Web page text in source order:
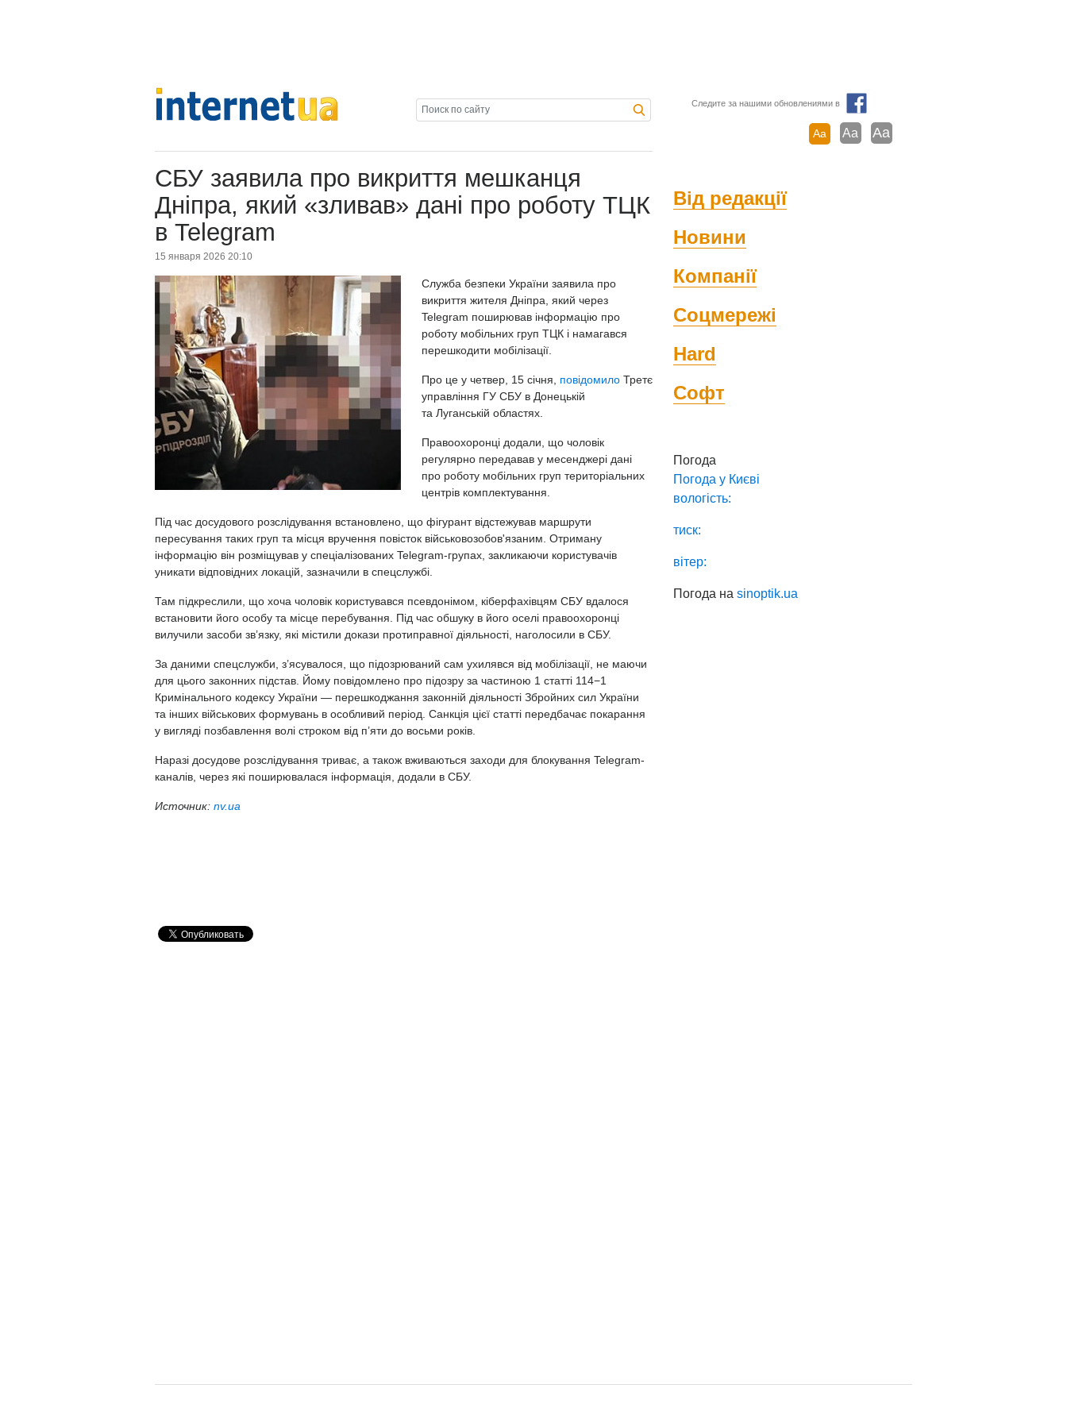
Следите за нашими обновлениями в
Aa Aa Aa
СБУ заявила про викриття мешканця
Дніпра, який «зливав» дані про роботу ТЦК
в Telegram
15 января 2026 20:10
Служба безпеки України заявила про
викриття жителя Дніпра, який через
Telegram поширював інформацію про
роботу мобільних груп ТЦК і намагався
перешкодити мобілізації.
Про це у четвер, 15 січня, повідомило Третє
управління ГУ СБУ в Донецькій
та Луганській областях.
Правоохоронці додали, що чоловік
регулярно передавав у месенджері дані
про роботу мобільних груп територіальних
центрів комплектування.
Під час досудового розслідування встановлено, що фігурант відстежував маршрути
пересування таких груп та місця вручення повісток військовозобов'язаним. Отриману
інформацію він розміщував у спеціалізованих Telegram-групах, закликаючи користувачів
уникати відповідних локацій, зазначили в спецслужбі.
Там підкреслили, що хоча чоловік користувався псевдонімом, кіберфахівцям СБУ вдалося
встановити його особу та місце перебування. Під час обшуку в його оселі правоохоронці
вилучили засоби зв’язку, які містили докази протиправної діяльності, наголосили в СБУ.
За даними спецслужби, з’ясувалося, що підозрюваний сам ухилявся від мобілізації, не маючи
для цього законних підстав. Йому повідомлено про підозру за частиною 1 статті 114−1
Кримінального кодексу України — перешкоджання законній діяльності Збройних сил України
та інших військових формувань в особливий період. Санкція цієї статті передбачає покарання
у вигляді позбавлення волі строком від п’яти до восьми років.
Наразі досудове розслідування триває, а також вживаються заходи для блокування Telegram-
каналів, через які поширювалася інформація, додали в СБУ.
Источник: nv.ua
Від редакції
Новини
Компанії
Соцмережі
Hard
Софт
Погода
Погода у Києві
вологість:
тиск:
вітер:
Погода наsinoptik.ua